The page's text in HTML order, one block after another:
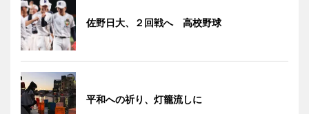
佐野日大、２回戦へ 高校野球
平和への祈り、灯籠流しに